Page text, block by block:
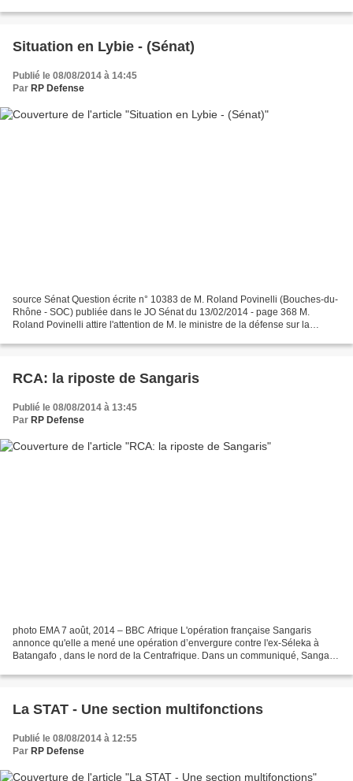
Situation en Lybie - (Sénat)
Publié le 08/08/2014 à 14:45
Par RP Defense
source Sénat Question écrite n° 10383 de M. Roland Povinelli (Bouches-du-
Rhône - SOC) publiée dans le JO Sénat du 13/02/2014 - page 368 M.
Roland Povinelli attire l'attention de M. le ministre de la défense sur la
RCA: la riposte de Sangaris
Publié le 08/08/2014 à 13:45
Par RP Defense
photo EMA 7 août, 2014 – BBC Afrique L'opération française Sangaris
annonce qu'elle a mené une opération d’envergure contre l'ex-Séleka à
Batangafo , dans le nord de la Centrafrique. Dans un communiqué, Sangaris
La STAT - Une section multifonctions
Publié le 08/08/2014 à 12:55
Par RP Defense